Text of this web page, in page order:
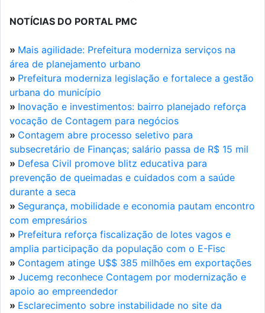
NOTÍCIAS DO PORTAL PMC
» Mais agilidade: Prefeitura moderniza serviços na
área de planejamento urbano
» Prefeitura moderniza legislação e fortalece a gestão
urbana do município
» Inovação e investimentos: bairro planejado reforça
vocação de Contagem para negócios
» Contagem abre processo seletivo para
subsecretário de Finanças; salário passa de R$ 15 mil
» Defesa Civil promove blitz educativa para
prevenção de queimadas e cuidados com a saúde
durante a seca
» Segurança, mobilidade e economia pautam encontro
com empresários
» Prefeitura reforça fiscalização de lotes vagos e
amplia participação da população com o E-Fisc
» Contagem atinge U$$ 385 milhões em exportações
» Jucemg reconhece Contagem por modernização e
apoio ao empreendedor
» Esclarecimento sobre instabilidade no site da